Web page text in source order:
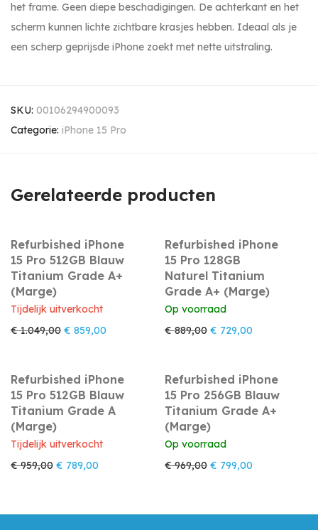
het frame. Geen diepe beschadigingen. De achterkant en het
scherm kunnen lichte zichtbare krasjes hebben. Ideaal als je
een scherp geprijsde iPhone zoekt met nette uitstraling.
SKU: 00106294900093
Categorie: iPhone 15 Pro
Gerelateerde producten
Refurbished iPhone
15 Pro 512GB Blauw
Titanium Grade A+
(Marge)
Tijdelijk uitverkocht
€1.049,00 Oorspronkelijke prijs was: € 1.049,00.
€ 859,00 Huidige prijs is: € 859,00.
Refurbished iPhone
15 Pro 128GB
Naturel Titanium
Grade A+ (Marge)
Op voorraad
€889,00 Oorspronkelijke prijs
€ 729,00
Refurbished iPhone
15 Pro 512GB Blauw
Titanium Grade A
(Marge)
Tijdelijk uitverkocht
€959,00 Oorspronkelijke prijs was: € 959,00.
€ 789,00 Huidige prijs is: € 789,00.
Refurbished iPhone
15 Pro 256GB Blauw
Titanium Grade A+
(Marge)
Op voorraad
€969,00 Oorspronkelijke prijs
€ 799,00